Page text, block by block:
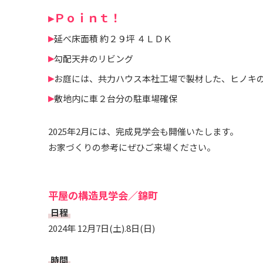
▸Ｐｏｉｎｔ！
▸延べ床面積 約２９坪 ４ＬＤＫ
▸勾配天井のリビング
▸お庭には、共力ハウス本社工場で製材した、ヒノキ
▸敷地内に車２台分の駐車場確保
2025年2月には、完成見学会も開催いたします。
お家づくりの参考にぜひご来場ください。
平屋の構造見学会／錦町
日程
2024年 12月7日(土).8日(日)
時間